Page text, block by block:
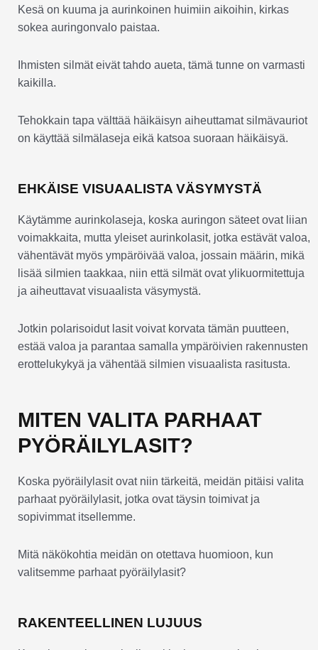
Kesä on kuuma ja aurinkoinen huimiin aikoihin, kirkas
sokea auringonvalo paistaa.
Ihmisten silmät eivät tahdo aueta, tämä tunne on varmasti
kaikilla.
Tehokkain tapa välttää häikäisyn aiheuttamat silmävauriot
on käyttää silmälaseja eikä katsoa suoraan häikäisyä.
EHKÄISE VISUAALISTA VÄSYMYSTÄ
Käytämme aurinkolaseja, koska auringon säteet ovat liian
voimakkaita, mutta yleiset aurinkolasit, jotka estävät valoa,
vähentävät myös ympäröivää valoa, jossain määrin, mikä
lisää silmien taakkaa, niin että silmät ovat ylikuormitettuja
ja aiheuttavat visuaalista väsymystä.
Jotkin polarisoidut lasit voivat korvata tämän puutteen,
estää valoa ja parantaa samalla ympäröivien rakennusten
erottelukykyä ja vähentää silmien visuaalista rasitusta.
MITEN VALITA PARHAAT
PYÖRÄILYLASIT?
Koska pyöräilylasit ovat niin tärkeitä, meidän pitäisi valita
parhaat pyöräilylasit, jotka ovat täysin toimivat ja
sopivimmat itsellemme.
Mitä näkökohtia meidän on otettava huomioon, kun
valitsemme parhaat pyöräilylasit?
RAKENTEELLINEN LUJUUS